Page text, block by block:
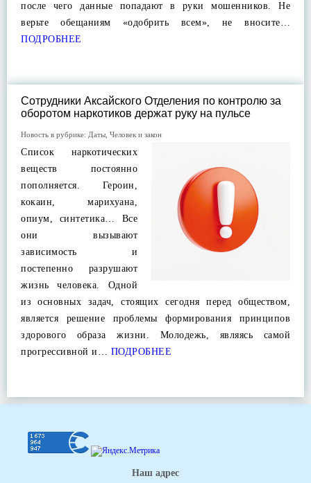
после чего данные попадают в руки мошенников. Не
верьте обещаниям «одобрить всем», не вносите…
ПОДРОБНЕЕ
Сотрудники Аксайского Отделения по контролю за
оборотом наркотиков держат руку на пульсе
Новость в рубрике: Даты Человек и закон
Список наркотических
веществ постоянно
пополняется. Героин,
кокаин, марихуана,
опиум, синтетика… Все
они вызывают
зависимость и
постепенно разрушают
жизнь человека. Одной
из основных задач, стоящих сегодня перед обществом,
является решение проблемы формирования принципов
здорового образа жизни. Молодежь, являясь самой
прогрессивной и… ПОДРОБНЕЕ
Наш адрес